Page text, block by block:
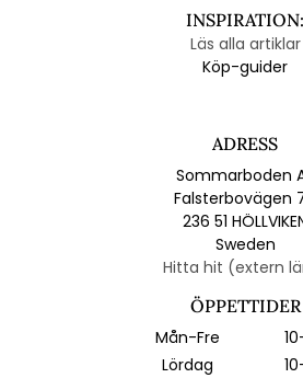
INSPIRATION:
Läs alla artiklar
Köp-guider
ADRESS
Sommarboden
Falsterbovägen
236 51
Sweden
Hitta hit (extern
ÖPPETTIDER
Mån-Fre
Lördag